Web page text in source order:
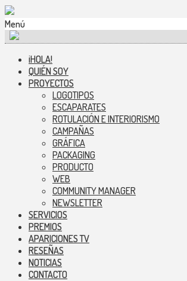
Menú
¡HOLA!
QUIÉN SOY
PROYECTOS
LOGOTIPOS
ESCAPARATES
ROTULACIÓN E INTERIORISMO
CAMPAÑAS
GRÁFICA
PACKAGING
PRODUCTO
WEB
COMMUNITY MANAGER
NEWSLETTER
SERVICIOS
PREMIOS
APARICIONES TV
RESEÑAS
NOTICIAS
CONTACTO